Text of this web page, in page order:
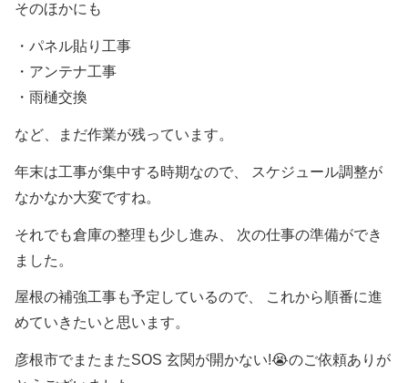
そのほかにも
・パネル貼り工事
・アンテナ工事
・雨樋交換
など、まだ作業が残っています。
年末は工事が集中する時期なので、 スケジュール調整が
なかなか大変ですね。
それでも倉庫の整理も少し進み、 次の仕事の準備ができ
ました。
屋根の補強工事も予定しているので、 これから順番に進
めていきたいと思います。
彦根市でまたまたSOS 玄関が開かない!😭のご依頼ありが